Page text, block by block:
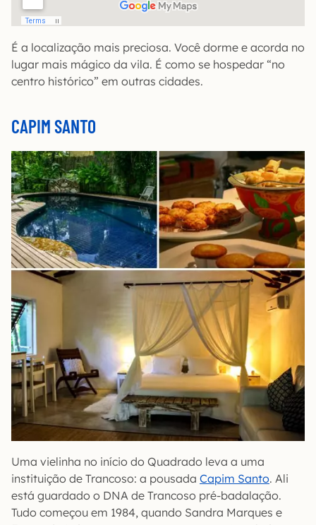
É a localização mais preciosa. Você dorme e acorda no
lugar mais mágico da vila. É como se hospedar “no
centro histórico” em outras cidades.
CAPIM SANTO
Uma vielinha no início do Quadrado leva a uma
instituição de Trancoso: a pousada Capim Santo. Ali
está guardado o DNA de Trancoso pré-badalação.
Tudo começou em 1984, quando Sandra Marques e